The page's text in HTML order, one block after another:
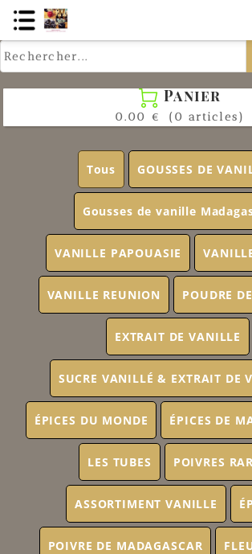
 Panier
0.00 € (0 articles)
Tous GOUSSES DE
Gousses de vanille
VANILLE PAPOUASIE
VANILLE REUNION POUDRE
EXTRAIT DE VANILLE
SUCRE VANILLÉ & EXTRAIT DE
ÉPICES DU MONDE ÉPICES DE
LES TUBES POIVRES
ASSORTIMENT VANILLE
POIVRE DE MADAGASCAR